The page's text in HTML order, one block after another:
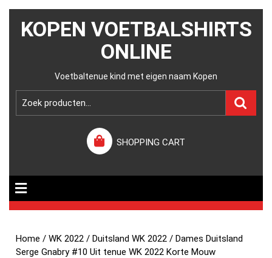
KOPEN VOETBALSHIRTS
ONLINE
Voetbaltenue kind met eigen naam Kopen
SHOPPING CART
Home /WK 2022 /Duitsland WK 2022 / Dames Duitsland
Serge Gnabry #10 Uit tenue WK 2022 Korte Mouw